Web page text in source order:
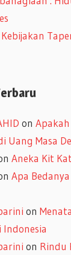
on
Uang Masa
Aneka Kit
Apa
on
Indonesia
on Rindu